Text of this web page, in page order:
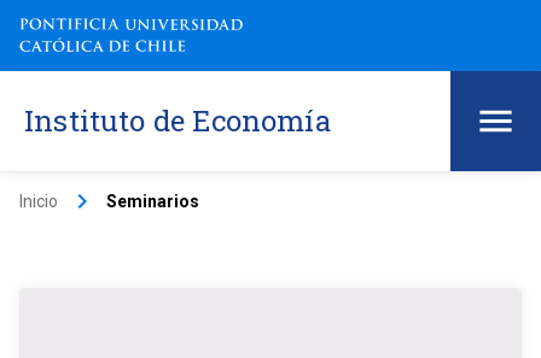
Instituto de Economía
Inicio keyboard_arrow_right Seminarios